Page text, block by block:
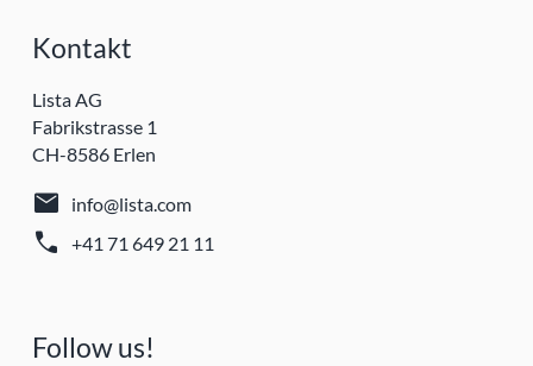
Kontakt
Lista AG
Fabrikstrasse 1
CH-8586 Erlen
mail info@lista.com
call +41 71 649 21 11
Follow us!